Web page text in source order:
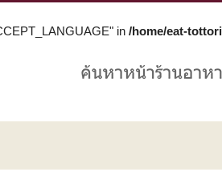
in /home/eat-